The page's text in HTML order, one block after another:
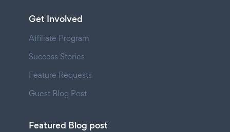
Get Involved
Affiliate Program
Success Stories
Feature Requests
Guest Blog Post
Featured Blog post